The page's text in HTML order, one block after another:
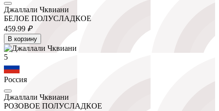
Джаллали Чквиани
БЕЛОЕ ПОЛУСЛАДКОЕ
459.99 ₽
В корзину
5
Россия
Джаллали Чквиани
РОЗОВОЕ ПОЛУСЛАДКОЕ